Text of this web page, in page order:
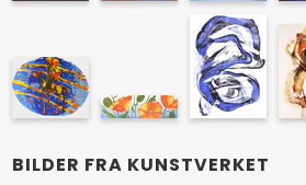
BILDER FRA KUNSTVERKET